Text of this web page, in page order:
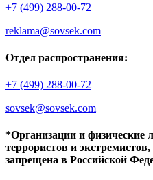
+7 (499) 288-00-72
reklama@sovsek.com
Отдел распространения:
+7 (499) 288-00-72
sovsek@sovsek.com
*Организации и физические
террористов и
запрещена в Российской